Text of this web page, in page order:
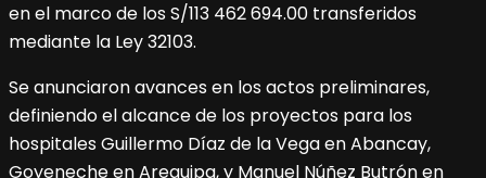
en el marco de los S/113 462 694.00 transferidos
mediante la Ley 32103.
Se anunciaron avances en los actos preliminares,
definiendo el alcance de los proyectos para los
hospitales Guillermo Díaz de la Vega en Abancay,
Goyeneche en Arequipa, y Manuel Núñez Butrón en